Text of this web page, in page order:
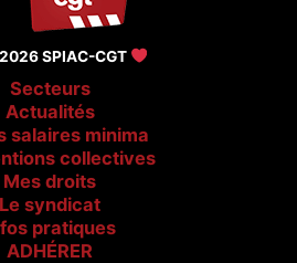
SPIAC-CGT
Secteurs
Actualités
salaires minima
collectives
Mes droits
Le syndicat
pratiques
ADHÉRER